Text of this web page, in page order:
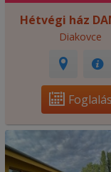
Hétvégi ház
Diakovce
Foglalás